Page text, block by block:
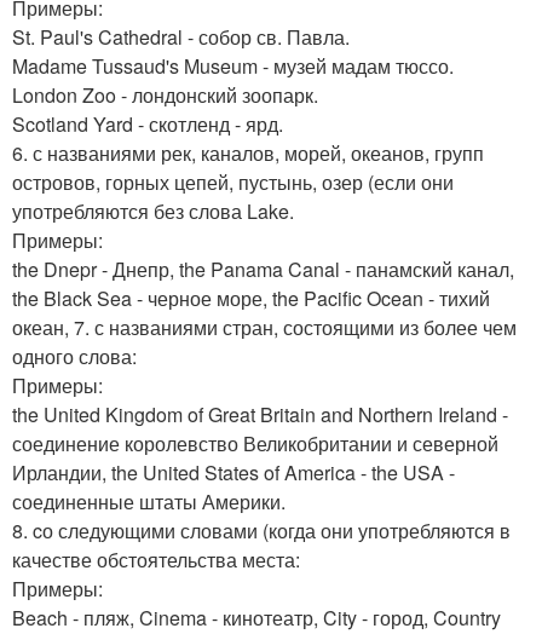
Примеры:
St. Paul's Cathedral - собор св. Павла.
Madame Tussaud's Museum - музей мадам тюссо.
London Zoo - лондонский зоопарк.
Scotland Yard - скотленд - ярд.
6. с названиями рек, каналов, морей, океанов, групп
островов, горных цепей, пустынь, озер (если они
употребляются без слова Lake.
Примеры:
the Dnepr - Днепр, the Panama Canal - панамский канал,
the Black Sea - черное море, the Pacific Ocean - тихий
океан, 7. с названиями стран, состоящими из более чем
одного слова:
Примеры:
the United Kingdom of Great Britain and Northern Ireland -
соединение королевство Великобритании и северной
Ирландии, the United States of America - the USA -
соединенные штаты Америки.
8. cо следующими словами (когда они употребляются в
качестве обстоятельства места:
Примеры:
Beach - пляж, Cinema - кинотеатр, City - город, Country